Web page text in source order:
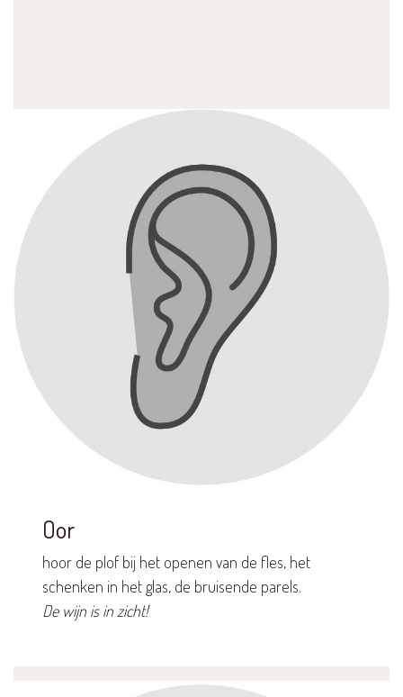
Oor
hoor de plof bij het openen van de fles, het
schenken in het glas, de bruisende parels.
De wijn is in zicht!